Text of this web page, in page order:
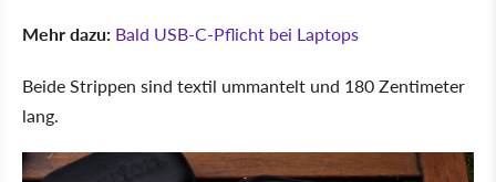
Mehr dazu: Bald USB-C-Pflicht bei Laptops
Beide Strippen sind textil ummantelt und 180 Zentimeter
lang.